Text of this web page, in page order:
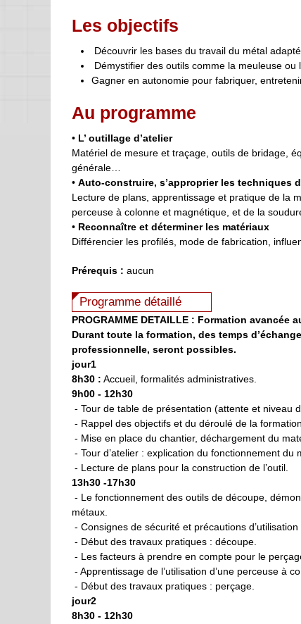
Les objectifs
Découvrir les bases du travail du métal
Démystifier des outils comme la meuleuse ou
Gagner en autonomie pour fabriquer,
Au programme
• L’ outillage d’atelier
Matériel de mesure et traçage, outils de bridage,
générale…
• Auto-construire, s’approprier les techniques
Lecture de plans, apprentissage et pratique de la
perceuse à colonne et magnétique, et de la
• Reconnaître et déterminer les matériaux
Différencier les profilés, mode de fabrication,
Prérequis : aucun
Programme détaillé
PROGRAMME DETAILLE : Formation avancée
Durant toute la formation, des temps
professionnelle, seront possibles.
jour1
8h30 : Accueil, formalités administratives.
9h00 - 12h30
- Tour de table de présentation (attente et niveau
- Rappel des objectifs et du déroulé de la
- Mise en place du chantier, déchargement du
- Tour d’atelier : explication du fonctionnement du
- Lecture de plans pour la construction de l’outil.
13h30 -17h30
- Le fonctionnement des outils de découpe,
métaux.
- Consignes de sécurité et précautions
- Début des travaux pratiques : découpe.
- Les facteurs à prendre en compte pour le
- Apprentissage de l’utilisation d’une perceuse à
- Début des travaux pratiques : perçage.
jour2
8h30 - 12h30